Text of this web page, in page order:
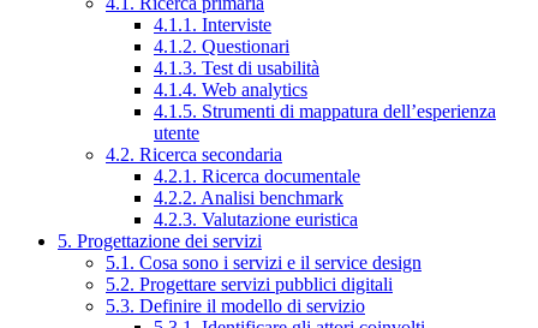
4.1.1. Interviste
4.1.2. Questionari
4.1.3. Test di usabilità
4.1.4. Web analytics
4.1.5. Strumenti di mappatura dell’esperienza
utente
4.2. Ricerca secondaria
4.2.1. Ricerca documentale
4.2.2. Analisi benchmark
4.2.3. Valutazione euristica
5. Progettazione dei servizi
5.1. Cosa sono i servizi e il service design
5.2. Progettare servizi pubblici digitali
5.3. Definire il modello di servizio